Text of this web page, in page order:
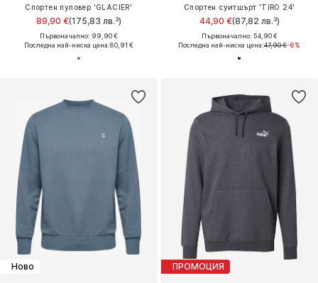
Спортен пуловер 'GLACIER'
89,90 €(175,83 лв.³)
Първоначално: 99,90 €
Последна най-ниска цена:80,91 €
Спортен суитшърт 'TIRO 24'
44,90 €(87,82 лв.³)
Първоначално: 54,90 €
Последна най-ниска цена:47,90 €-6%
Ново ПРОМОЦИЯ